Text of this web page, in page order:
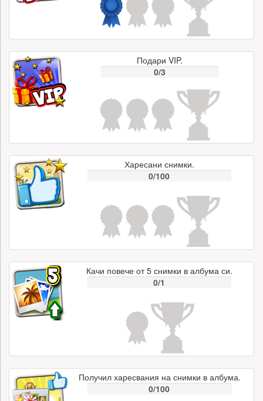
Подари VIP.
0/3
Харесани снимки.
0/100
Качи повече от 5 снимки в албума си.
0/1
Получил харесвания на снимки в албума.
0/100